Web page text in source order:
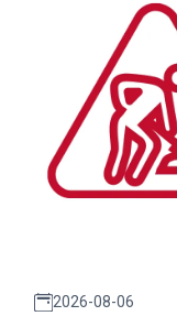
2026-08-06